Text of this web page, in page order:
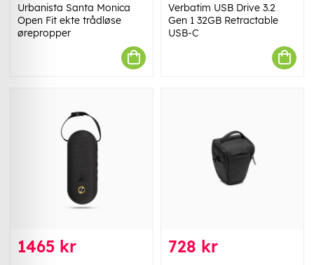
Urbanista Santa Monica
Open Fit ekte trådløse
ørepropper
Verbatim USB Drive 3.2
Gen 1 32GB Retractable
USB-C
1465 kr 728 kr